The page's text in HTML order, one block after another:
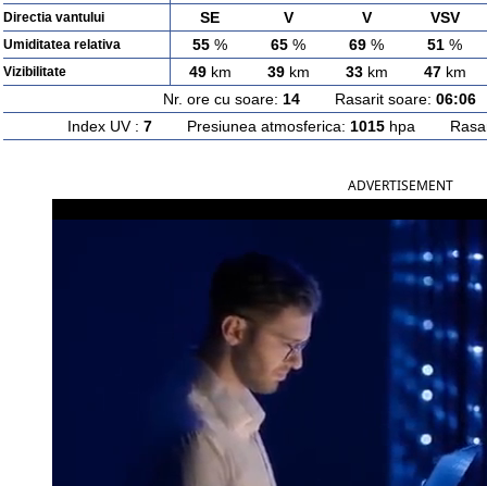
Directia vantului SE V V VSV
Umiditatea relativa 55 % 65 % 69 % 51 %
Vizibilitate 49km 39km 33km 47km
Nr. ore cu soare: 14Rasarit soare: 06:06
Index UV : 7Presiunea atmosferica: 1015hpa
ADVERTISEMENT